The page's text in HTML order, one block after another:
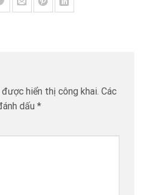
hiển thị công khai. Các
dấu *